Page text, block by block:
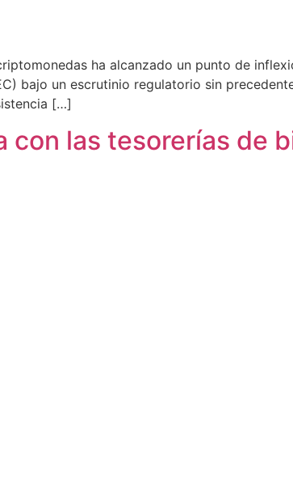
ha alcanzado un punto de
bajo un escrutinio regulatorio sin
[…]
con las tesorerías de